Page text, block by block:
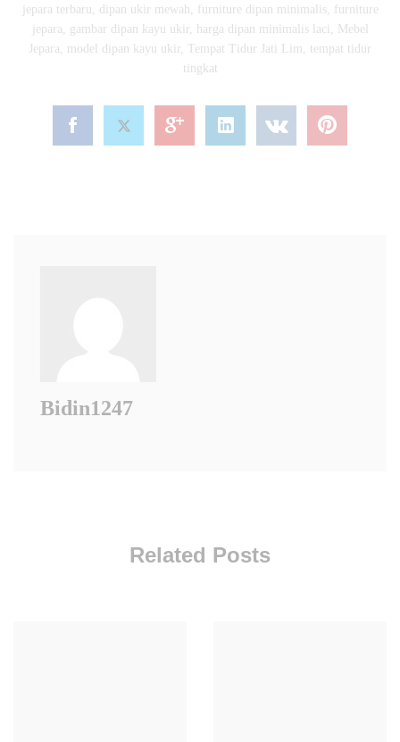
jepara terbaru, dipan ukir mewah, furniture dipan minimalis, furniture
jepara, gambar dipan kayu ukir , harga dipan minimalis laci , Mebel
Jepara, model dipan kayu ukir , Tempat Tidur Jati Lim, tempat tidur
tingkat
Bidin1247
Related Posts